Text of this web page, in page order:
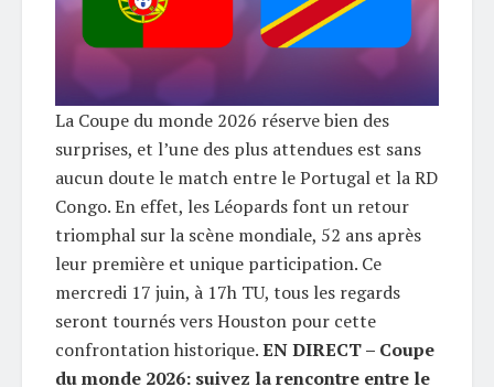
La Coupe du monde 2026 réserve bien des
surprises, et l’une des plus attendues est sans
aucun doute le match entre le Portugal et la RD
Congo. En effet, les Léopards font un retour
triomphal sur la scène mondiale, 52 ans après
leur première et unique participation. Ce
mercredi 17 juin, à 17h TU, tous les regards
seront tournés vers Houston pour cette
confrontation historique.EN DIRECT – Coupe
du monde 2026: suivez la rencontre entre le